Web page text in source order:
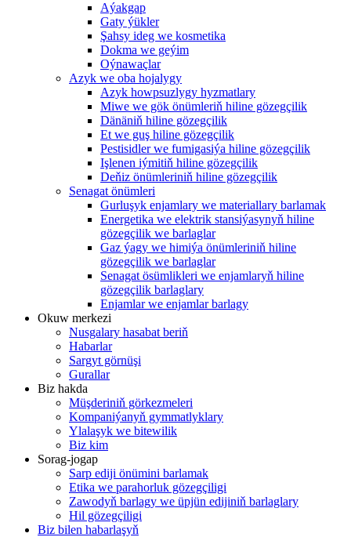
Aýakgap
Gaty ýükler
Şahsy ideg we kosmetika
Dokma we geýim
Oýnawaçlar
Azyk we oba hojalygy
Azyk howpsuzlygy hyzmatlary
Miwe we gök önümleriň hiline gözegçilik
Dänäniň hiline gözegçilik
Et we guş hiline gözegçilik
Pestisidler we fumigasiýa hiline gözegçilik
Işlenen iýmitiň hiline gözegçilik
Deňiz önümleriniň hiline gözegçilik
Senagat önümleri
Gurluşyk enjamlary we materiallary barlamak
Energetika we elektrik stansiýasynyň hiline
gözegçilik we barlaglar
Gaz ýagy we himiýa önümleriniň hiline
gözegçilik we barlaglar
Senagat ösümlikleri we enjamlaryň hiline
gözegçilik barlaglary
Enjamlar we enjamlar barlagy
Okuw merkezi
Nusgalary hasabat beriň
Habarlar
Sargyt görnüşi
Gurallar
Biz hakda
Müşderiniň görkezmeleri
Kompaniýanyň gymmatlyklary
Ylalaşyk we bitewilik
Biz kim
Sorag-jogap
Sarp ediji önümini barlamak
Etika we parahorluk gözegçiligi
Zawodyň barlagy we üpjün edijiniň barlaglary
Hil gözegçiligi
Biz bilen habarlaşyň